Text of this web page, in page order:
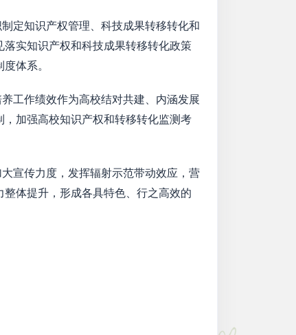
定知识产权管理、科技成果转移转化和
实知识产权和科技成果转移转化政策
体系。
工作绩效作为高校结对共建、内涵发展
加强高校知识产权和转移转化监测考
宣传力度，发挥辐射示范带动效应，营
体提升，形成各具特色、行之高效的